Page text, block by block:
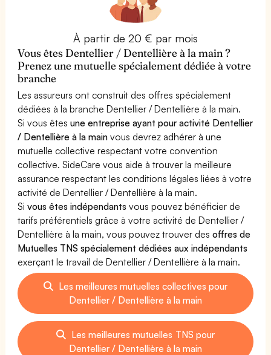
À partir de 20 € par mois
Vous êtes Dentellier / Dentellière à la main ?
Prenez une mutuelle spécialement dédiée à votre
branche
Les assureurs ont construit des offres spécialement
dédiées à la branche Dentellier / Dentellière à la main.
Si vous êtesune entreprise ayant pour activité Dentellier
/ Dentellière à la main vous devrez adhérer à une
mutuelle collective respectant votre convention
collective. SideCare vous aide à trouver la meilleure
assurance respectant les conditions légales liées à votre
activité de Dentellier / Dentellière à la main.
Sivous êtes indépendants vous pouvez bénéficier de
tarifs préférentiels grâce à votre activité de Dentellier /
Dentellière à la main, vous pouvez trouver desoffres de
Mutuelles TNS spécialement dédiées aux indépendants
exerçant le travail de Dentellier / Dentellière à la main.
Les meilleures mutuelles collectives pour
Dentellier / Dentellière à la main
Les meilleures mutuelles TNS pour
Dentellier / Dentellière à la main